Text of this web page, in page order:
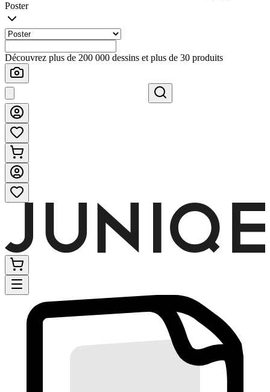
Poster
Découvrez plus de 200 000 dessins et plus de 30 produits